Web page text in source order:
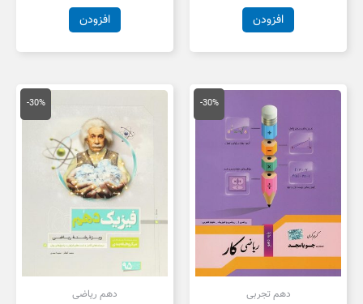
افزودن افزودن
-30%
دهم تجربی
قیمت
اصلی
20,000 تومان
بود.
قیمت
فعلی
-30%
دهم ریاضی
قیمت
45,000 تومان
بود.
قیمت
فعلی